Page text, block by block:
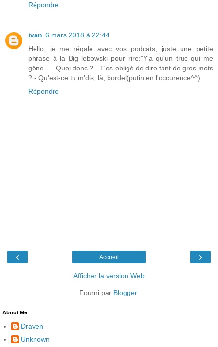
Répondre
ivan 6 mars 2018 à 22:44
Hello, je me régale avec vos podcats, juste une petite
phrase à la Big lebowski pour rire:"Y'a qu'un truc qui me
gêne... - Quoi donc ? - T'es obligé de dire tant de gros mots
? - Qu'est-ce tu m'dis, là, bordel(putin en l'occurence^^)
Répondre
‹ ›
Accueil
Afficher la version Web
Fourni par Blogger.
About Me
Draven
Unknown